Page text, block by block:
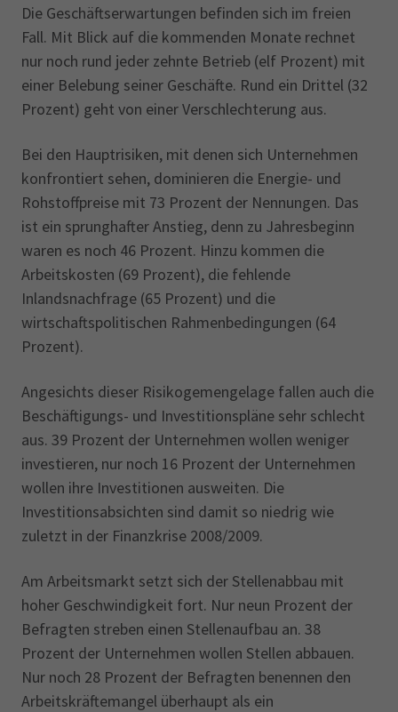
Die Geschäftserwartungen befinden sich im freien
Fall. Mit Blick auf die kommenden Monate rechnet
nur noch rund jeder zehnte Betrieb (elf Prozent) mit
einer Belebung seiner Geschäfte. Rund ein Drittel (32
Prozent) geht von einer Verschlechterung aus.
Bei den Hauptrisiken, mit denen sich Unternehmen
konfrontiert sehen, dominieren die Energie- und
Rohstoffpreise mit 73 Prozent der Nennungen. Das
ist ein sprunghafter Anstieg, denn zu Jahresbeginn
waren es noch 46 Prozent. Hinzu kommen die
Arbeitskosten (69 Prozent), die fehlende
Inlandsnachfrage (65 Prozent) und die
wirtschaftspolitischen Rahmenbedingungen (64
Prozent).
Angesichts dieser Risikogemengelage fallen auch die
Beschäftigungs- und Investitionspläne sehr schlecht
aus. 39 Prozent der Unternehmen wollen weniger
investieren, nur noch 16 Prozent der Unternehmen
wollen ihre Investitionen ausweiten. Die
Investitionsabsichten sind damit so niedrig wie
zuletzt in der Finanzkrise 2008/2009.
Am Arbeitsmarkt setzt sich der Stellenabbau mit
hoher Geschwindigkeit fort. Nur neun Prozent der
Befragten streben einen Stellenaufbau an. 38
Prozent der Unternehmen wollen Stellen abbauen.
Nur noch 28 Prozent der Befragten benennen den
Arbeitskräftemangel überhaupt als ein